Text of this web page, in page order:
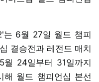
는 6월 27일 월드 챔피
결승전과 레전드 매치
월 24일부터 31일까지
해 월드 챔피언십 본선